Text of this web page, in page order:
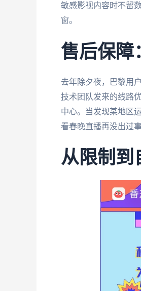
敏感影视内容时不留
窗。
售后保障
去年除夕夜，巴黎用
技术团队发来的线路
中心。当发现某地区
看春晚直播再没出过事
从限制到